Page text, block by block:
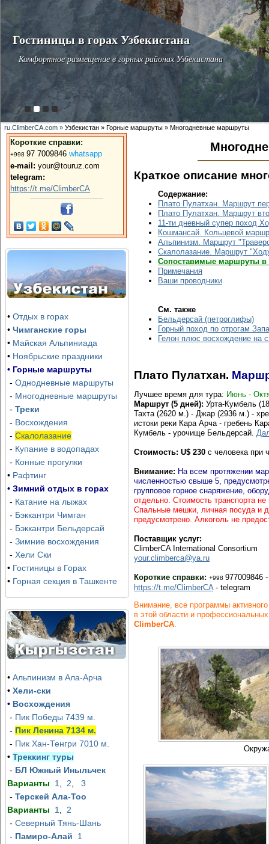
Гостиницы в горах Узбекистана
Комфортное размещение в горных районах Узбекистана
Озеро Айдаркуль, тур, гарантированные
даты
Отправка группы — каждую субботу, начиная с июня
Зона Отдыха Хумсон Булок
Зона Отдыха в горах Хумсон Булок (Humson Buloq)
принимает гостей.
Ски-тур и
Программа восемь дней,
Чимгане и Амирсае +
ru.ClimberCA.com » Узбекистан » Горные маршруты » Многодневные маршруты
Короткие справки:
+998 97 7009846 whatsapp
e-mail: your@touruz.com
telegram:
https://t.me/ClimberCA
• Отдых в горах
• Чимганские горы
• Майская Альпиниада
• Ноябрьские праздники
• Горные маршруты
- Однодневные маршруты
- Многодневные маршруты
- Треки
- Восхождения
- Скалолазание
- Купание в водопадах
- Конные прогулки
• Рафтинг
• Зимний отдых в горах
- Катание на лыжах
- Бэккантри Чимган
- Бэккантри Бельдерсай
- Зимние восхождения
- Хели Ски
• Гостиницы в Горах
• Горная секция в Ташкенте
• Альпинизм в Ала-Арча
• Хели-ски
• Восхождения
- Пик Победы 7439 м.
- Пик Ленина 7134 м.
- Пик Хан-Тенгри 7010 м.
• Треккинг туры
- БЛ Южный Иныльчек
Варианты
1 2
3
- Терскей Ала-Тоо
Варианты
1
2
- Северный Тянь-Шань
- Памиро-Алай
1
Краткое описание
Содержание:
Плато Пулатхан. Маршрут
Плато Пулатхан. Маршрут
11-ти дневный супер поход
Кошмансай. Кольцевой
Альпинизм. Маршрут
Скалолазание. Маршрут
Сопоставимые маршруты в
Примечания
Ваши проводники
См. также
Бельдерсай (петроглифы)
Горный поход по отрогам
Гелон плюс восхождение на
Плато Пулатхан.
Лучшее время для тура: Июнь -
Маршрут (5 дней): Урта-Кумбель
Тахта (2620 м.) - Джар (2936 м.) -
истоки реки Кара Арча - гребень
Кумбель - урочище Бельдерсай.
Стоимость: U$ 230 с человека при
Внимание: На всем протяжении
численностью свыше 5,
групповое горное снаряжение,
отдельно. Стоимость транспорта
Спальные мешки, личная посуда и
предусмотрено. Алкоголь не
Поставщик услуг:
ClimberCA International Consortium
your.climberca@ya.ru
Короткие справки: +998 977009846
https://t.me/ClimberCA - telegram
Внимание, все программы
в этой области и
ClimberCA